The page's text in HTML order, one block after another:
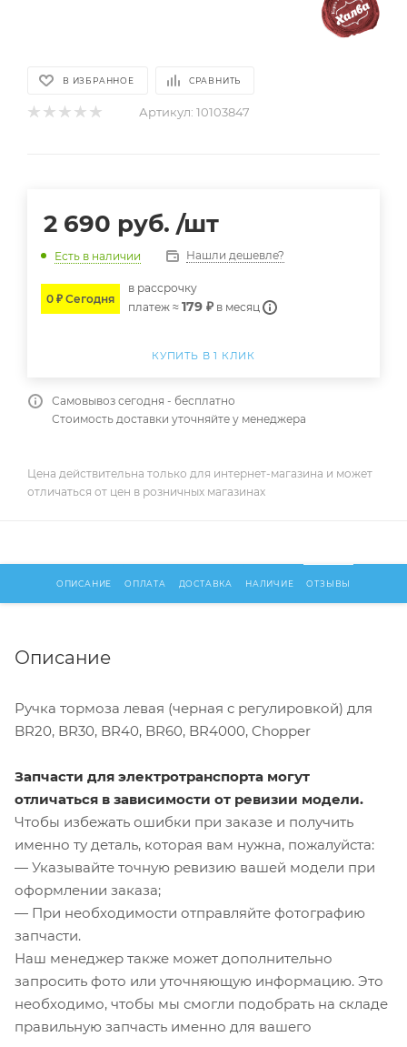
В ИЗБРАННОЕ СРАВНИТЬ
Артикул: 10103847
2 690 руб. /шт
Есть в наличии Нашли дешевле?
0 ₽ Сегодня
в расcрочку
платеж ≈ 179 ₽ в месяц
КУПИТЬ В 1 КЛИК
Самовывоз сегодня - бесплатно
Стоимость доставки уточняйте у менеджера
Цена действительна только для интернет-магазина и может
отличаться от цен в розничных магазинах
ОПИСАНИЕ ОПЛАТА ДОСТАВКА НАЛИЧИЕ ОТЗЫВЫ
Описание
Ручка тормоза левая (черная c регулировкой) для
BR20, BR30, BR40, BR60, BR4000, Chopper
Запчасти для электротранспорта могут
отличаться в зависимости от ревизии модели.
Чтобы избежать ошибки при заказе и получить
именно ту деталь, которая вам нужна, пожалуйста:
— Указывайте точную ревизию вашей модели при
оформлении заказа;
— При необходимости отправляйте фотографию
запчасти.
Наш менеджер также может дополнительно
запросить фото или уточняющую информацию. Это
необходимо, чтобы мы смогли подобрать на складе
правильную запчасть именно для вашего